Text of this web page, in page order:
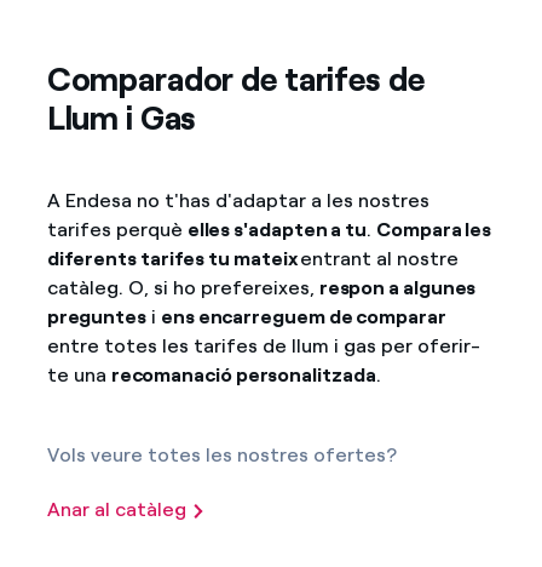
Comparador de tarifes de
Llum i Gas
A Endesa no t'has d'adaptar a les nostres
tarifes perquè elles s'adapten a tu. Compara les
diferents tarifes tu mateixentrant al nostre
catàleg. O, si ho prefereixes, respon a algunes
preguntesi ens encarreguem de comparar
entre totes les tarifes de llum i gas per oferir-
te una recomanació personalitzada.
Vols veure totes les nostres ofertes?
Anar al catàleg